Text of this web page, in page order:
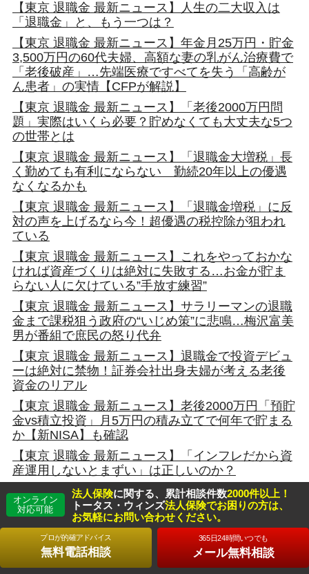
【東京 退職金 最新ニュース】人生の二大収入は
「退職金」と、もう一つは？
【東京 退職金 最新ニュース】年金月25万円・貯金
3,500万円の60代夫婦、高額な妻の乳がん治療費で
「老後破産」…先端医療ですべてを失う「高齢が
ん患者」の実情【CFPが解説】
【東京 退職金 最新ニュース】「老後2000万円問
題」実際はいくら必要？貯めなくても大丈夫な5つ
の世帯とは
【東京 退職金 最新ニュース】「退職金大増税」長
く勤めても有利にならない 勤続20年以上の優遇
なくなるかも
【東京 退職金 最新ニュース】「退職金増税」に反
対の声を上げるなら今！超優遇の税控除が狙われ
ている
【東京 退職金 最新ニュース】これをやっておかな
ければ資産づくりは絶対に失敗する…お金が貯ま
らない人に欠けている”手放す練習”
【東京 退職金 最新ニュース】サラリーマンの退職
金まで課税狙う政府の“いじめ策”に悲鳴…梅沢富美
男が番組で庶民の怒り代弁
【東京 退職金 最新ニュース】退職金で投資デビュ
ーは絶対に禁物！証券会社出身夫婦が考える老後
資金のリアル
【東京 退職金 最新ニュース】老後2000万円「預貯
金vs積立投資」月5万円の積み立てで何年で貯まる
か【新NISA】も確認
【東京 退職金 最新ニュース】「インフレだから資
産運用しないとまずい」は正しいのか？
【東京 退職金 最新ニュース】55歳で貯金100万円
だった「おひとり様」、定年後を幸せにした5つの
準備
【東京 退職金 最新ニュース】退職金の税負担が低
い3つの理由。現役税理士が教える節税のカラクリ
オンライン
対応可能
法人保険に関する、累計相談件数2000件以上！
トータス・ウィンズ法人保険でお困りの方は、
お気軽にお問い合わせください。
プロが的確アドバイス
無料電話相談
365日24時間いつでも
メール無料相談